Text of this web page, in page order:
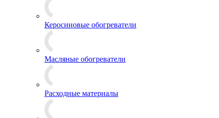
Керосиновые обогреватели
Масляные обогреватели
Расходные материалы